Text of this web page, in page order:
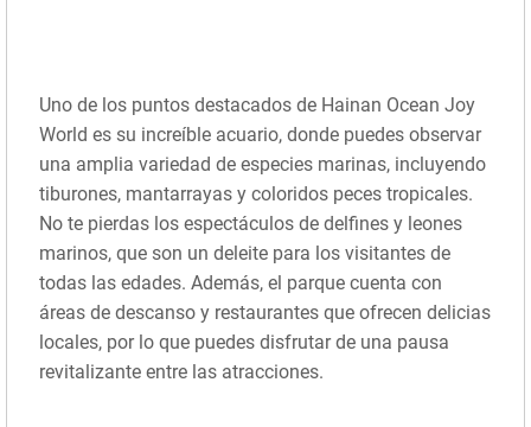
Uno de los puntos destacados de Hainan Ocean Joy
World es su increíble acuario, donde puedes observar
una amplia variedad de especies marinas, incluyendo
tiburones, mantarrayas y coloridos peces tropicales.
No te pierdas los espectáculos de delfines y leones
marinos, que son un deleite para los visitantes de
todas las edades. Además, el parque cuenta con
áreas de descanso y restaurantes que ofrecen delicias
locales, por lo que puedes disfrutar de una pausa
revitalizante entre las atracciones.